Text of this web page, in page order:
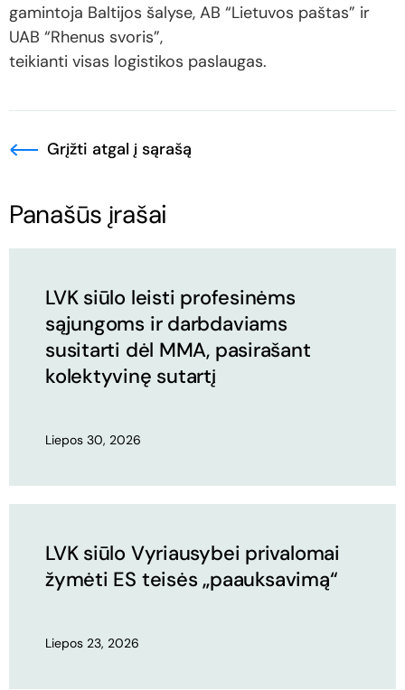
gamintoja Baltijos šalyse, AB “Lietuvos paštas” ir
UAB “Rhenus svoris”,
teikianti visas logistikos paslaugas.
Grįžti atgal į sąrašą
Panašūs įrašai
LVK siūlo leisti profesinėms
sąjungoms ir darbdaviams
susitarti dėl MMA, pasirašant
kolektyvinę sutartį
Liepos 30, 2026
LVK siūlo Vyriausybei privalomai
žymėti ES teisės „paauksavimą“
Liepos 23, 2026